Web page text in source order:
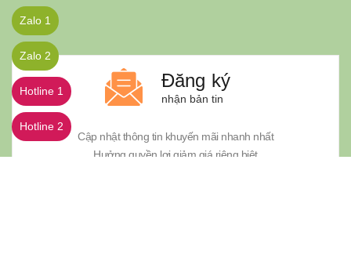
Đăng ký
nhận bản tin
Cập nhật thông tin khuyến mãi nhanh nhất
Hưởng quyền lợi giảm giá riêng biệt
Hotline 1
Hotline 2
Zalo 1
Zalo 2